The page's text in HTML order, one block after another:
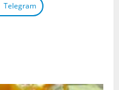
Telegram